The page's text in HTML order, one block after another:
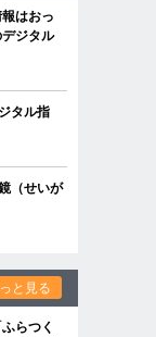
はおっ
ジタル
タル指
（せいが
と見る
らつく